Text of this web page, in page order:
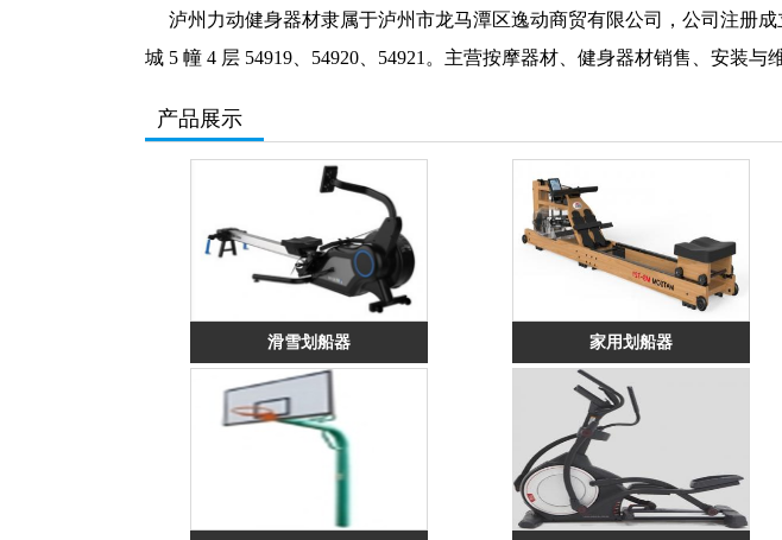
泸州力动健身器材隶属于泸州市龙马潭区逸动商贸有限公司，公司注册
城 5 幢 4 层 54919、54920、54921。主营按摩器材、健身器材销售、安装与
产品展示
滑雪划船器 家用划船器